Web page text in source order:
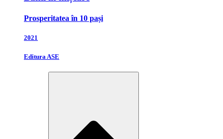
Prosperitatea în 10 pași
2021
Editura ASE